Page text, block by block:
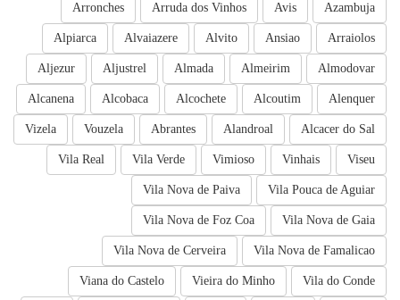
Azambuja
Avis
Arruda dos Vinhos
Arronches
Arraiolos
Ansiao
Alvito
Alvaiazere
Alpiarca
Almodovar
Almeirim
Almada
Aljustrel
Aljezur
Alenquer
Alcoutim
Alcochete
Alcobaca
Alcanena
Alcacer do Sal
Alandroal
Abrantes
Vouzela
Vizela
Viseu
Vinhais
Vimioso
Vila Verde
Vila Real
Vila Pouca de Aguiar
Vila Nova de Paiva
Vila Nova de Gaia
Vila Nova de Foz Coa
Vila Nova de Famalicao
Vila Nova de Cerveira
Vila do Conde
Vieira do Minho
Viana do Castelo